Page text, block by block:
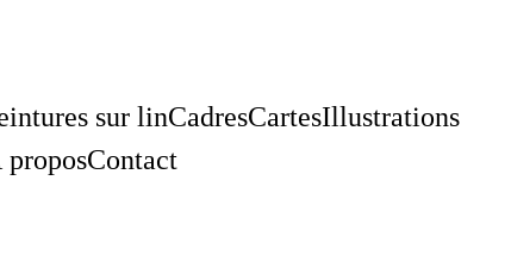
sur linCadresCartesIllustrations
proposContact